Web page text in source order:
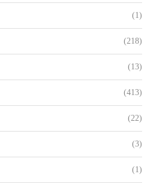
(1)
(218)
(13)
(413)
(22)
(3)
(1)